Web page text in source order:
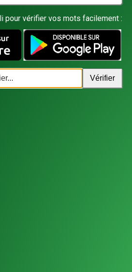
pour vérifier vos mots facilement :